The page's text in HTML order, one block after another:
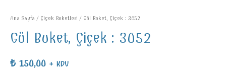
Ana Sayfa / Çiçek Buketleri / Gül Buket, Çiçek : 3052
Gül Buket, Çiçek : 3052
₺150,00 + KDV